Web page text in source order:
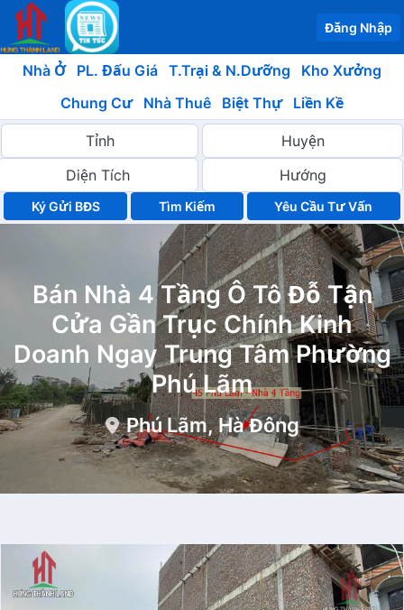
Đăng Nhập
Nhà Ở PL. Đấu Giá T.Trại & N.Dưỡng
Kho Xưởng
Chung Cư
Nhà Thuê Biệt Thự Liền Kề
Ký Gửi BĐS Yêu Cầu Tư Vấn
Bán Nhà 4 Tầng Ô Tô Đỗ Tận
Cửa Gần Trục Chính Kinh
Doanh Ngay Trung Tâm Phường
Phú Lãm
Phú Lãm, Hà Đông